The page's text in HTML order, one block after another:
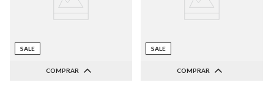
SALE
COMPRAR
SALE
COMPRAR